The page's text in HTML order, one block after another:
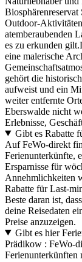
Outdoor-
atemberaubenden
es zu erkunden
eine malerische
gehört die
aufweist und ein
weiter entfernte
Eberswalde nicht
Erlebnisse,
Gibt es Rabatte
Auf FeWo-direkt
Ferienunterkünfte,
Ersparnisse für
Annehmlichkeiten
Rabatte für Last-
Beste daran ist,
deine Reisedaten
Preise anzuzeigen.
Gibt es hier
Prädikow : FeWo-
Ferienunterkünften